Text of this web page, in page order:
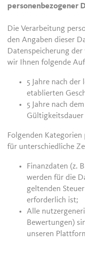
personenbezogener
Die Verarbeitung
den Angaben dieser
Datenspeicherung
wir Ihnen folgende
5 Jahre nach
etablierten
5 Jahre nach
Gültigkeitsdauer
Folgenden
für unterschiedliche
Finanzdaten (z.
werden für die
geltenden
erforderlich ist;
Alle
Bewertungen)
unseren